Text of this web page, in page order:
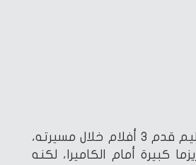
وأضاف: “صالح سليم قدم 3 أفلام خلال مسيرته،
كبيرة أمام الكاميرا، لكنه